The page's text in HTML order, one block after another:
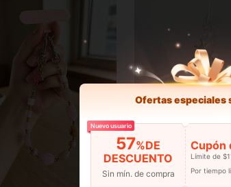
Ofertas especiales
Nuevo usuario
57%DE
DESCUENTO
Sin mín. de compra
Cupón
Límite de
Por tiempo